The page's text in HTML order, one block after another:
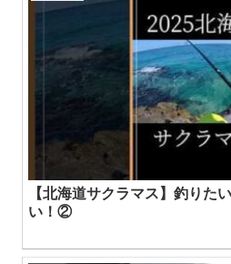
【北海道サクラマス】釣りた
い！②